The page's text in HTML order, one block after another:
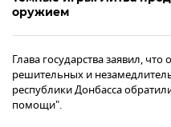
оружием
Глава государства заявил, что
решительных и
республики Донбасса
помощи".